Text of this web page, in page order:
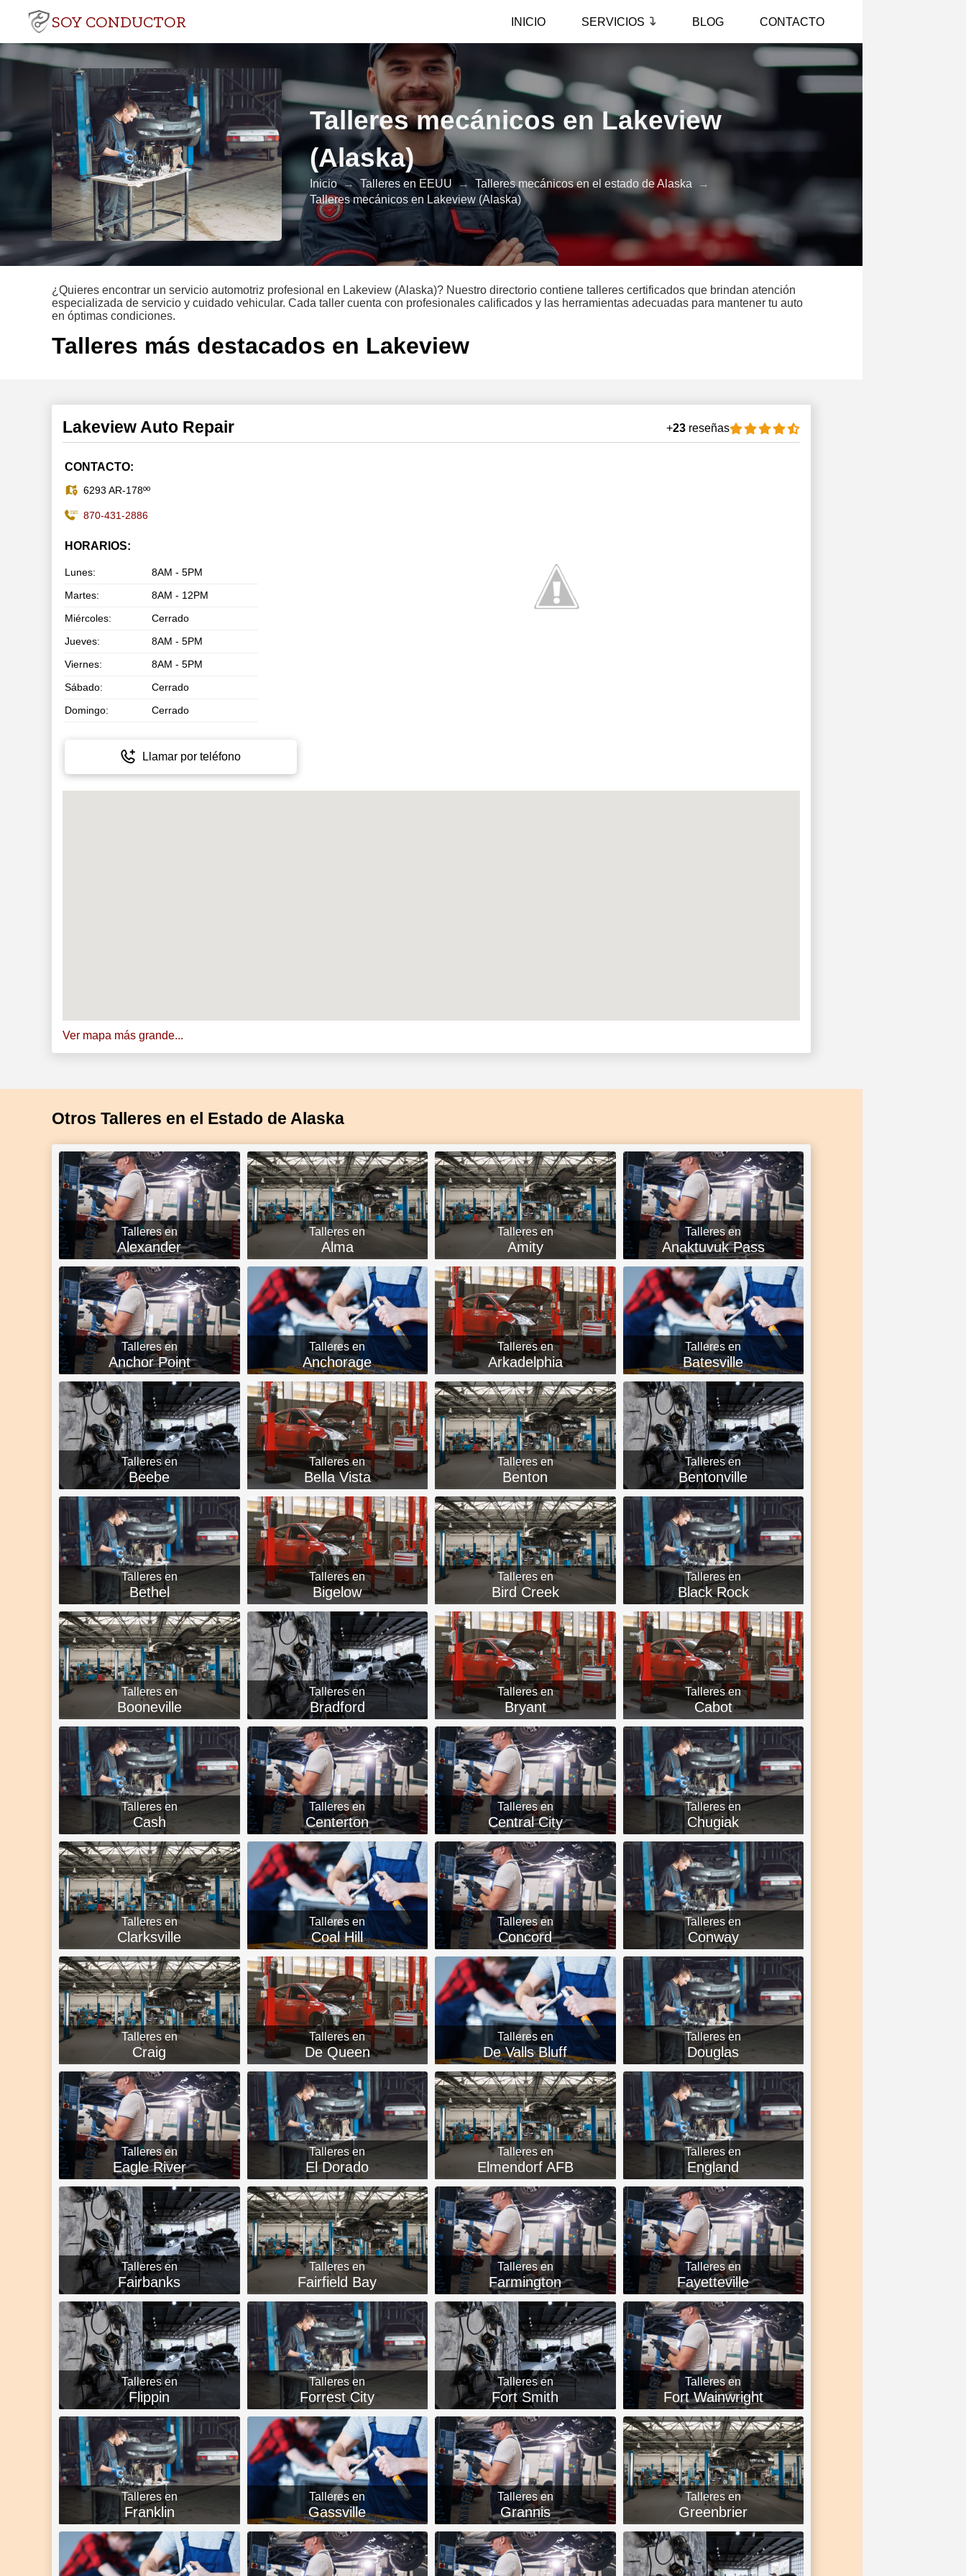
SOY CONDUCTOR INICIO SERVICIOS BLOG CONTACTO
Talleres mecánicos en Lakeview
(Alaska)
Inicio → Talleres en EEUU → Talleres mecánicos en el estado de Alaska
→
Talleres mecánicos en Lakeview (Alaska)
¿Quieres encontrar un servicio automotriz profesional en Lakeview (Alaska)? Nuestro directorio contiene talleres certificados que brindan atención
especializada de servicio y cuidado vehicular. Cada taller cuenta con profesionales calificados y las herramientas adecuadas para mantener tu auto
en óptimas condiciones.
Talleres más destacados en Lakeview
Lakeview Auto Repair +23 reseñas
CONTACTO:
6293 AR-178ºº
870-431-2886
HORARIOS:
Lunes:
8AM - 5PM
Martes:
8AM - 12PM
Miércoles:
Cerrado
Jueves:
8AM - 5PM
Viernes:
8AM - 5PM
Sábado:
Cerrado
Domingo:
Cerrado
Llamar por teléfono
Ver mapa más grande...
Otros Talleres en el Estado de Alaska
Talleres en
Alexander
Talleres en
Alma
Talleres en
Amity
Talleres en
Anaktuvuk Pass
Talleres en
Anchor Point
Talleres en
Anchorage
Talleres en
Arkadelphia
Talleres en
Batesville
Talleres en
Beebe
Talleres en
Bella Vista
Talleres en
Benton
Talleres en
Bentonville
Talleres en
Bethel
Talleres en
Bigelow
Talleres en
Bird Creek
Talleres en
Black Rock
Talleres en
Booneville
Talleres en
Bradford
Talleres en
Bryant
Talleres en
Cabot
Talleres en
Cash
Talleres en
Centerton
Talleres en
Central City
Talleres en
Chugiak
Talleres en
Clarksville
Talleres en
Coal Hill
Talleres en
Concord
Talleres en
Conway
Talleres en
Craig
Talleres en
De Queen
Talleres en
De Valls Bluff
Talleres en
Douglas
Talleres en
Eagle River
Talleres en
El Dorado
Talleres en
Elmendorf AFB
Talleres en
England
Talleres en
Fairbanks
Talleres en
Fairfield Bay
Talleres en
Farmington
Talleres en
Fayetteville
Talleres en
Flippin
Talleres en
Forrest City
Talleres en
Fort Smith
Talleres en
Fort Wainwright
Talleres en
Franklin
Talleres en
Gassville
Talleres en
Grannis
Talleres en
Greenbrier